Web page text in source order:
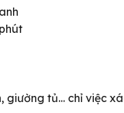
giường tủ… chỉ việc